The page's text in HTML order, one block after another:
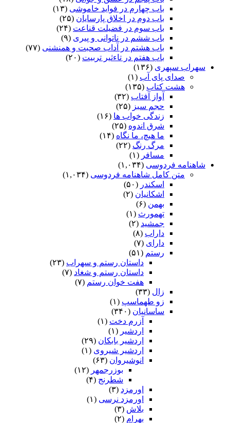
باب چهارم در فواید خاموشى (۱۳)
باب دوم در اخلاق پارسایان (۲۵)
باب سوم در فضیلت قناعت (۲۴)
باب ششم در ناتوانى و پیرى (۹)
باب هشتم در آداب صحبت و همنشنى (۷۷)
باب هفتم در تاءثیر تربیت (۲۰)
سهراب سپهری (۱۳۶)
صدای پای آب (۱)
هشت کتاب (۱۳۵)
آواز آفتاب (۳۲)
حجم سبز (۲۵)
زندگی خواب ها (۱۶)
شرق اندوه (۲۵)
ما هیچ، ما نگاه (۱۴)
مرگ رنگ (۲۲)
مسافر (۱)
شاهنامه فردوسی (۱,۰۳۴)
متن کامل شاهنامه فردوسی (۱,۰۳۴)
اسکندر (۵۰)
اشکانیان (۲)
بهمن (۶)
تهمورث (۱)
جمشید (۲)
داراب (۸)
دارای (۷)
رستم (۵۱)
داستان رستم و سهراب (۲۳)
داستان رستم و شغاد (۷)
هفت خوان رستم‏ (۷)
زال (۳۳)
زو طهماسپ‏ (۱)
ساسانیان (۳۴۰)
آزرم دخت (۱)
اردشیر (۱)
اردشیر بابکان (۲۹)
اردشیر شیروی (۱)
انوشیروان (۶۳)
بوزرجمهر (۱۲)
شطرنج (۴)
اورمزد (۳)
اورمزد نرسى‏ (۱)
بلاش (۳)
بهرام (۲)